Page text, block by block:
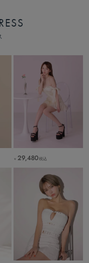
￥ 29,480税込